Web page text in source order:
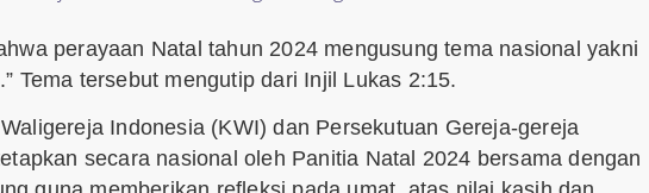
perayaan Natal tahun 2024 mengusung tema nasional yakni
Tema tersebut mengutip dari Injil Lukas 2:15.
Indonesia (KWI) dan Persekutuan Gereja-gereja
secara nasional oleh Panitia Natal 2024 bersama dengan